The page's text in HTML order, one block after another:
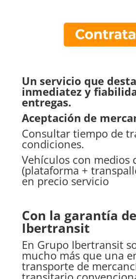
Un servicio que
inmediatez y
entregas.
Aceptación de
Consultar tiempo de
condiciones.
Vehículos con medios
(plataforma +
en precio servicio
Con la garantía
Ibertransit
En Grupo Ibertransit
mucho más que una
transporte de